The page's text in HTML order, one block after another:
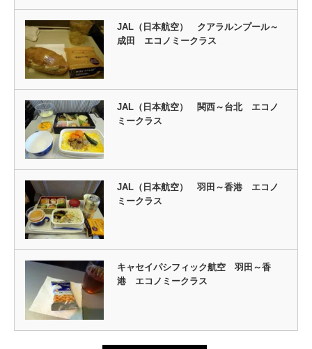
JAL（日本航空） クアラルンプール～
成田 エコノミークラス
JAL（日本航空） 関西～台北 エコノ
ミークラス
JAL（日本航空） 羽田～香港 エコノ
ミークラス
キャセイパシフィック航空 羽田～香
港 エコノミークラス